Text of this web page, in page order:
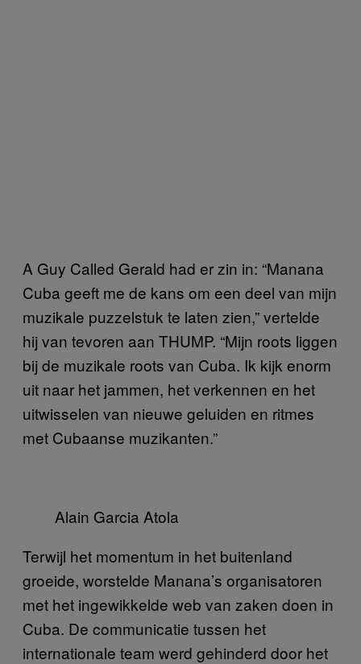
A Guy Called Gerald had er zin in: “Manana
Cuba geeft me de kans om een deel van mijn
muzikale puzzelstuk te laten zien,” vertelde
hij van tevoren aan THUMP. “Mijn roots liggen
bij de muzikale roots van Cuba. Ik kijk enorm
uit naar het jammen, het verkennen en het
uitwisselen van nieuwe geluiden en ritmes
met Cubaanse muzikanten.”
Alain Garcia Atola
Terwijl het momentum in het buitenland
groeide, worstelde Manana’s organisatoren
met het ingewikkelde web van zaken doen in
Cuba. De communicatie tussen het
internationale team werd gehinderd door het